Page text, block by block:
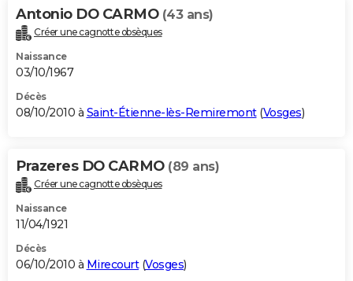
Antonio DO CARMO (43 ans)
Créer une cagnotte obsèques
Naissance
03/10/1967
Décès
08/10/2010 à Saint-Étienne-lès-Remiremont(Vosges)
Prazeres DO CARMO (89 ans)
Créer une cagnotte obsèques
Naissance
11/04/1921
Décès
06/10/2010 à Mirecourt(Vosges)